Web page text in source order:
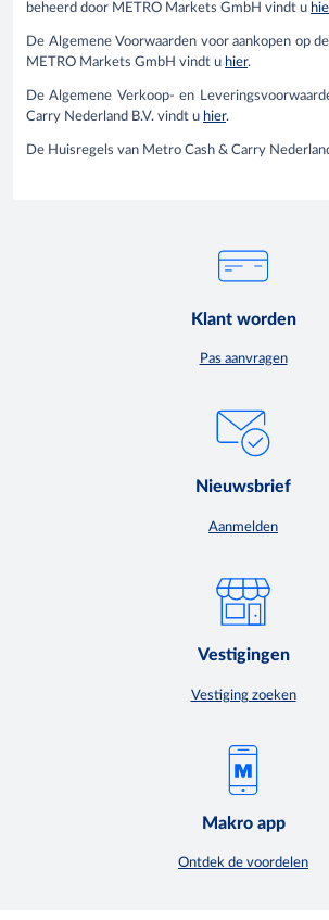
beheerd door METRO Markets GmbH vindt u
De Algemene Voorwaarden voor aankopen op
METRO Markets GmbH vindt u hier.
De Algemene Verkoop- en
Carry Nederland B.V. vindt u hier.
De Huisregels van Metro Cash & Carry
Klant worden
Pas aanvragen
Nieuwsbrief
Aanmelden
Vestigingen
Vestiging zoeken
Makro app
Ontdek de voordelen